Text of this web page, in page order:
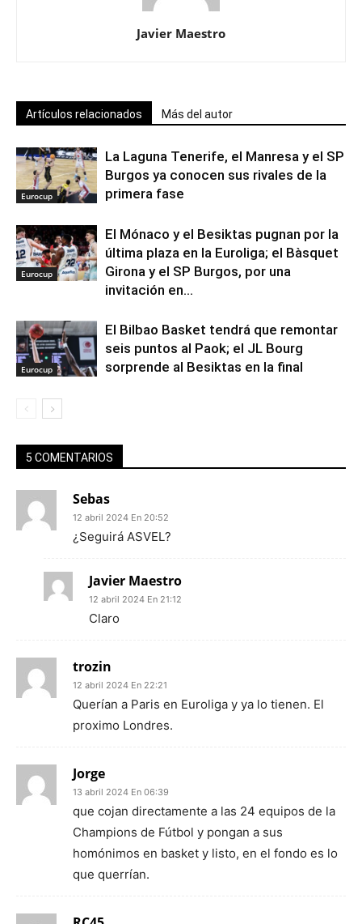
Javier Maestro
Artículos relacionados Más del autor
Eurocup
La Laguna Tenerife, el Manresa y el SP
Burgos ya conocen sus rivales de la
primera fase
Eurocup
El Mónaco y el Besiktas pugnan por la
última plaza en la Euroliga; el Bàsquet
Girona y el SP Burgos, por una
invitación en...
Eurocup
El Bilbao Basket tendrá que remontar
seis puntos al Paok; el JL Bourg
sorprende al Besiktas en la final
5 COMENTARIOS
Sebas
12 abril 2024 En 20:52
¿Seguirá ASVEL?
Javier Maestro
12 abril 2024 En 21:12
Claro
trozin
12 abril 2024 En 22:21
Querían a Paris en Euroliga y ya lo tienen. El
proximo Londres.
Jorge
13 abril 2024 En 06:39
que cojan directamente a las 24 equipos de la
Champions de Fútbol y pongan a sus
homónimos en basket y listo, en el fondo es lo
que querrían.